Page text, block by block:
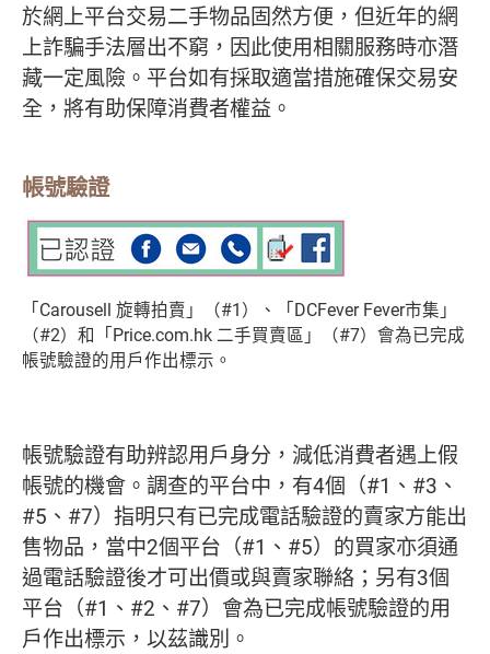
於網上平台交易二手物品固然方便，但近年的網
上詐騙手法層出不窮，因此使用相關服務時亦潛
藏一定風險。平台如有採取適當措施確保交易安
全，將有助保障消費者權益。
帳號驗證
「Carousell 旋轉拍賣」（#1）、「DCFever Fever市集」
（#2）和「Price.com.hk 二手買賣區」（#7）會為已完成
帳號驗證的用戶作出標示。
帳號驗證有助辨認用戶身分，減低消費者遇上假
帳號的機會。調查的平台中，有4個（#1、#3、
#5、#7）指明只有已完成電話驗證的賣家方能出
售物品，當中2個平台（#1、#5）的買家亦須通
過電話驗證後才可出價或與賣家聯絡；另有3個
平台（#1、#2、#7）會為已完成帳號驗證的用
戶作出標示，以茲識別。